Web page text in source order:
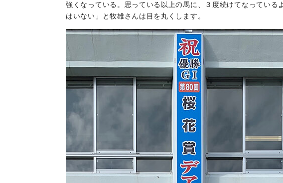
強くなっている。思っている以上の馬に、３度続けてなっている
はいない」と牧雄さんは目を丸くします。